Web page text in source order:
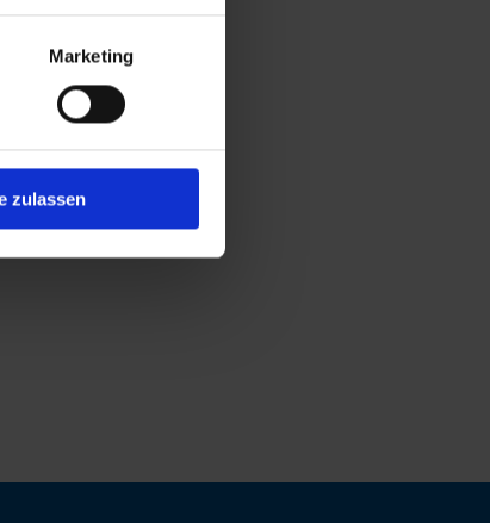
Marketing
zulassen